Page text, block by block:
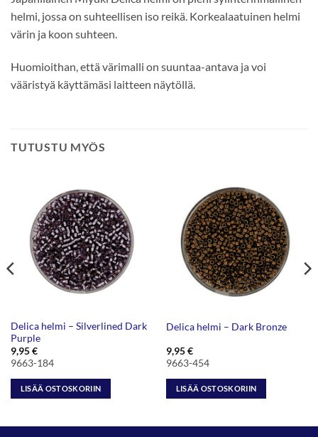
helmi, jossa on suhteellisen iso reikä. Korkealaatuinen helmi
värin ja koon suhteen.
Huomioithan, että värimalli on suuntaa-antava ja voi
vääristyä käyttämäsi laitteen näytöllä.
TUTUSTU MYÖS
Delica helmi – Silverlined Dark
Purple
9,95€
9663-184
LISÄÄ OSTOSKORIIN
Delica helmi – Dark Bronze
9,95€
9663-454
LISÄÄ OSTOSKORIIN